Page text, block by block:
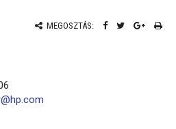
MEGOSZTÁS: